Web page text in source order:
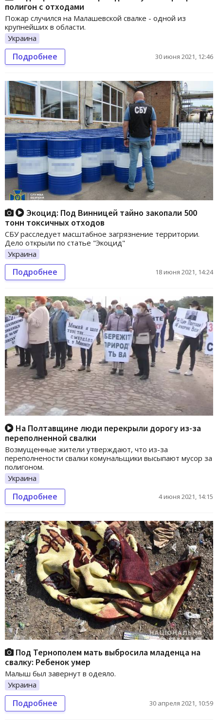
полигон с отходами
Пожар случился на Малашевской свалке - одной из
крупнейших в области.
Украина
Подробнее 30 июня 2021, 12:46
Экоцид: Под Винницей тайно закопали 500
тонн токсичных отходов
СБУ расследует масштабное загрязнение территории.
Дело открыли по статье "Экоцид"
Украина
Подробнее 18 июня 2021, 14:24
На Полтавщине люди перекрыли дорогу из-за
переполненной свалки
Возмущенные жители утверждают, что из-за
переполнености свалки комунальщики высыпают мусор за
полигоном.
Украина
Подробнее 4 июня 2021, 14:15
Под Тернополем мать выбросила младенца на
свалку: Ребенок умер
Малыш был завернут в одеяло.
Украина
Подробнее 30 апреля 2021, 10:59